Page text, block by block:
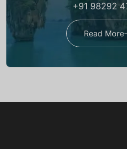
+91 98292
Read More